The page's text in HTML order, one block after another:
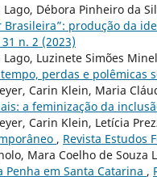
Lago, Débora Pinheiro da
Brasileira”: produção da
n. 2 (2023)
Lago, Luzinete Simões
perdas e polêmicas
Carin Klein, Maria
a feminização da
Carin Klein, Letícia
, Revista Estudos
Mara Coelho de Souza
Penha em Santa Catarina ,